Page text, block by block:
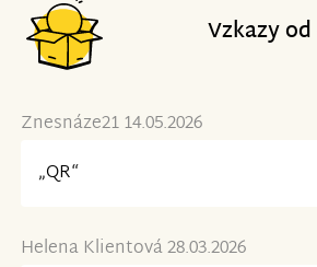
Vzkazy
Znesnáze21 14.05.2026
„QR“
Helena Klientová 28.03.2026